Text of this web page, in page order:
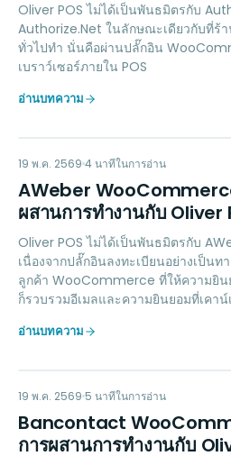
Oliver POS ไม่ได้เป็นพันธมิตรกับ
Authorize.Net ในลักษณะเดียวกับที่
ทั่วไปทำ นั่นคือผ่านปลั๊กอิน
เบราว์เซอร์ภายใน POS
อ่านบทความ
AW
MARKETING
19 พ.ค. 2569 4นาทีในการอ่าน
AWeber
ผสานการทำงานกับ Oliver
Oliver POS ไม่ได้เป็นพันธมิตรกับ
เนื่องจากปลั๊กอินลงทะเบียนอย่างเป็นท
ลูกค้า WooCommerce ที่ให้ความยิน
ก็รวบรวมอีเมลและความยินยอมที่เคาน์
อ่านบทความ
BW
PAYMENTS
19 พ.ค. 2569 5 นาทีในการอ่าน
Bancontact
การผสานการทำงานกับ